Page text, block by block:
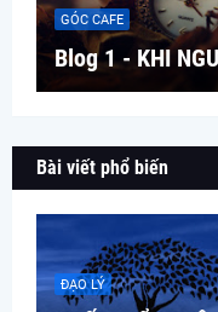
GÓC CAFE
Blog 1 - KHI
Bài viết phổ biến
ĐẠO LÝ